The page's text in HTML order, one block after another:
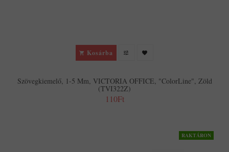
Kosárba
Szövegkiemelő, 1-5 Mm, VICTORIA OFFICE, "ColorLine", Zöld
(TVI322Z)
110Ft
RAKTÁRON